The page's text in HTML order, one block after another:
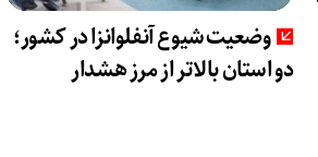
وضعیت شیوع آنفلوانزا در کشور؛
دو استان بالاتر از مرز هشدار